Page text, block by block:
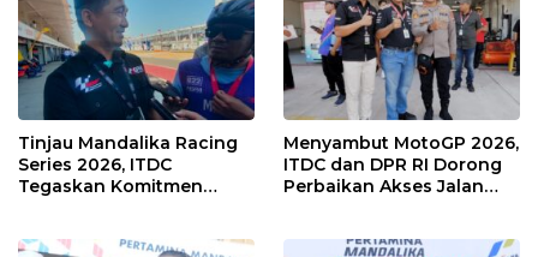
Tinjau Mandalika Racing
Series 2026, ITDC
Tegaskan Komitmen
Kawasan
Menyambut MotoGP 2026,
ITDC dan DPR RI Dorong
Perbaikan Akses Jalan